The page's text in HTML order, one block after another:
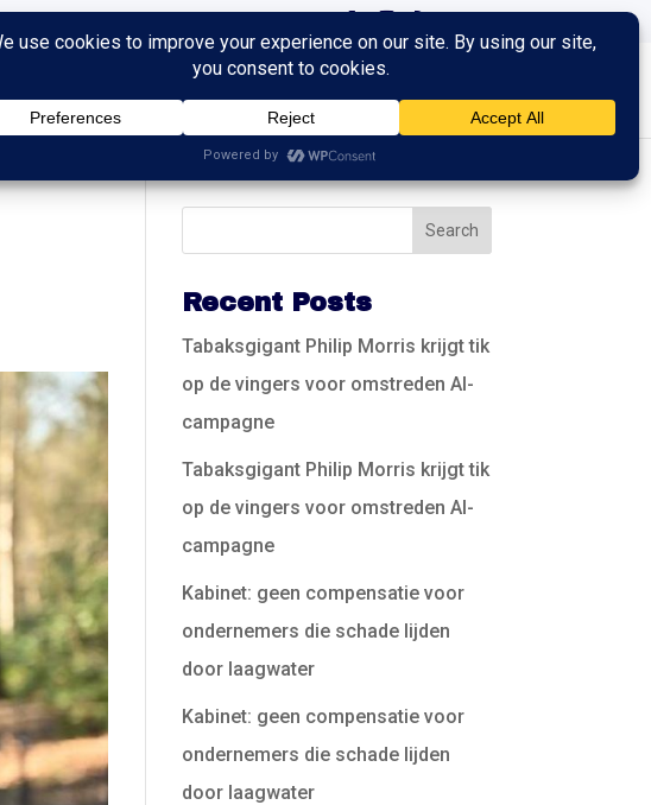
Recent Posts
Tabaksgigant Philip Morris krijgt tik
op de vingers voor omstreden AI-
campagne
Tabaksgigant Philip Morris krijgt tik
op de vingers voor omstreden AI-
campagne
Kabinet: geen compensatie voor
ondernemers die schade lijden
door laagwater
Kabinet: geen compensatie voor
ondernemers die schade lijden
door laagwater